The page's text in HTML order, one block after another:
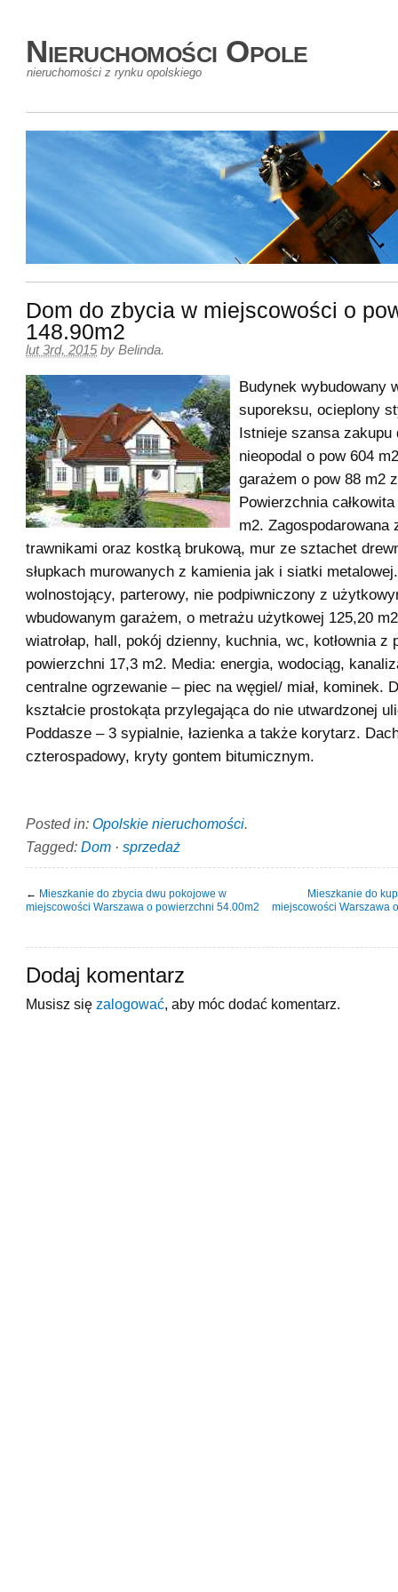
Nieruchomości Opole
nieruchomości z rynku opolskiego
Dom do zbycia w miejscowości o
148.90m2
lut 3rd, 2015 by Belinda.
Budynek wybudowany
suporeksu, ocieplony
Istnieje szansa zakupu
nieopodal o pow 604
garażem o pow 88 m2
Powierzchnia
m2. Zagospodarowana
trawnikami oraz kostką brukową, mur ze sztachet
słupkach murowanych z kamienia jak i siatki
wolnostojący, parterowy, nie podpiwniczony z
wbudowanym garażem, o metrażu użytkowej 125,20
wiatrołap, hall, pokój dzienny, kuchnia, wc, kotłownia z
powierzchni 17,3 m2. Media: energia, wodociąg,
centralne ogrzewanie – piec na węgiel/ miał, kominek.
kształcie prostokąta przylegająca do nie utwardzonej
Poddasze – 3 sypialnie, łazienka a także korytarz.
czterospadowy, kryty gontem bitumicznym.
Posted in: Opolskie nieruchomości.
Tagged: Dom · sprzedaż
← Mieszkanie do zbycia dwu pokojowe w
miejscowości Warszawa o powierzchni 54.00m2
Mieszkanie do
miejscowości Warszawa
Dodaj komentarz
Musisz się zalogować , aby móc dodać komentarz.